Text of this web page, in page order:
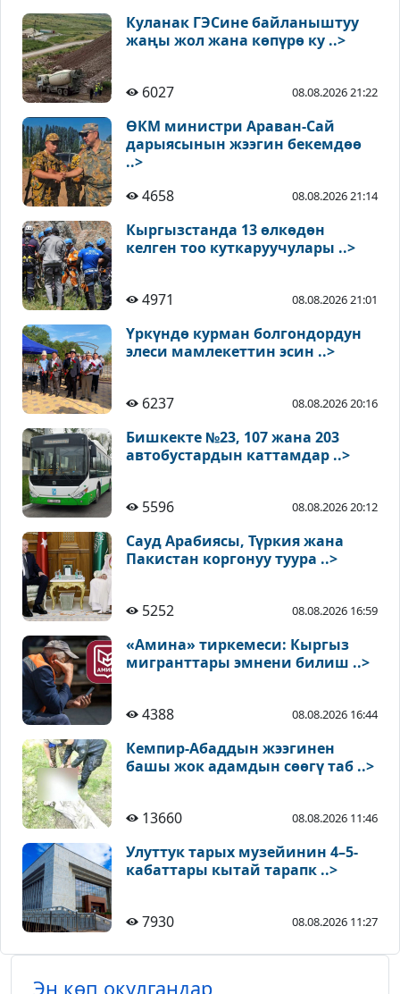
Куланак ГЭСине байланыштуу
жаңы жол жана көпүрө ку ..>
6027 08.08.2026 21:22
ӨКМ министри Араван-Сай
дарыясынын жээгин бекемдөө
..>
4658
08.08.2026 21:14
Кыргызстанда 13 өлкөдөн
келген тоо куткаруучулары ..>
4971 08.08.2026 21:01
Үркүндө курман болгондордун
элеси мамлекеттин эсин ..>
6237 08.08.2026 20:16
Бишкекте №23, 107 жана 203
автобустардын каттамдар ..>
5596 08.08.2026 20:12
Сауд Арабиясы, Түркия жана
Пакистан коргонуу туура ..>
5252 08.08.2026 16:59
«Амина» тиркемеси: Кыргыз
мигранттары эмнени билиш ..>
4388 08.08.2026 16:44
Кемпир-Абаддын жээгинен
башы жок адамдын сөөгү таб ..>
13660 08.08.2026 11:46
Улуттук тарых музейинин 4–5-
кабаттары кытай тарапк ..>
7930 08.08.2026 11:27
Эң көп окулгандар